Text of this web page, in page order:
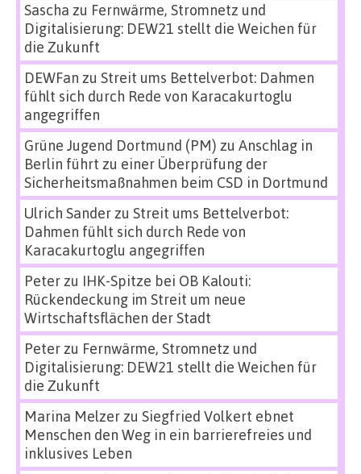
Sascha zu Fernwärme, Stromnetz und
Digitalisierung: DEW21 stellt die Weichen für
die Zukunft
DEWFan zu Streit ums Bettelverbot: Dahmen
fühlt sich durch Rede von Karacakurtoglu
angegriffen
Grüne Jugend Dortmund (PM) zu Anschlag in
Berlin führt zu einer Überprüfung der
Sicherheitsmaßnahmen beim CSD in Dortmund
Ulrich Sanderzu Streit ums Bettelverbot:
Dahmen fühlt sich durch Rede von
Karacakurtoglu angegriffen
Peterzu IHK-Spitze bei OB Kalouti:
Rückendeckung im Streit um neue
Wirtschaftsflächen der Stadt
Peterzu Fernwärme, Stromnetz und
Digitalisierung: DEW21 stellt die Weichen für
die Zukunft
Marina Melzerzu Siegfried Volkert ebnet
Menschen den Weg in ein barrierefreies und
inklusives Leben